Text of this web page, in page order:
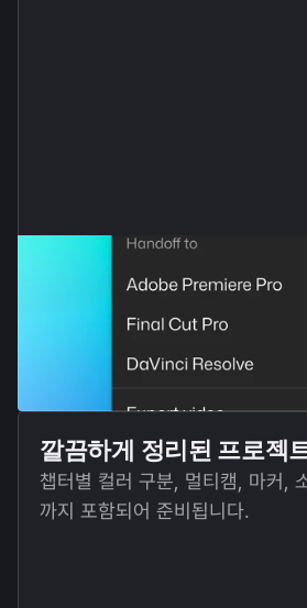
깔끔하게 정리된 프로젝
챕터별 컬러 구분, 멀티캠, 마커,
까지 포함되어 준비됩니다.